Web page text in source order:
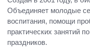
Объединяет молодые
воспитания, помощи
практических занятий
праздников.